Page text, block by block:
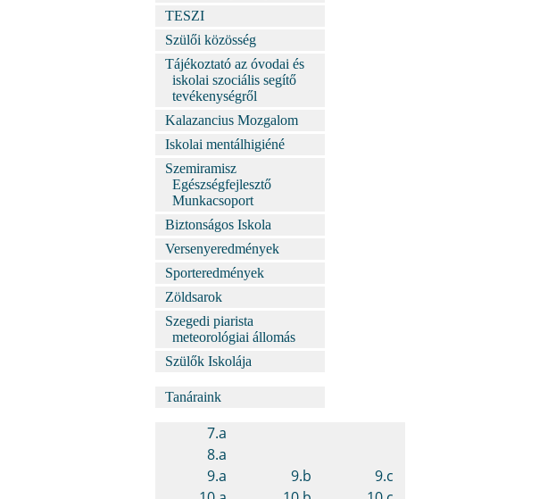
TESZI
Szülői közösség
Tájékoztató az óvodai és
iskolai szociális segítő
tevékenységről
Kalazancius Mozgalom
Iskolai mentálhigiéné
Szemiramisz
Egészségfejlesztő
Munkacsoport
Biztonságos Iskola
Versenyeredmények
Sporteredmények
Zöldsarok
Szegedi piarista
meteorológiai állomás
Szülők Iskolája
Tanáraink